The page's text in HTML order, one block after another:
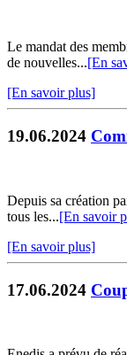
Le mandat des
de nouvelles...[En
[En savoir plus]
19.06.2024
Depuis sa création
tous les...[En savoir
[En savoir plus]
17.06.2024